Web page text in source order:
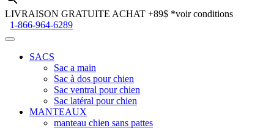
LIVRAISON GRATUITE ACHAT +89$ *voir conditions
1-866-964-6289
SACS
Sac a main
Sac à dos pour chien
Sac ventral pour chien
Sac latéral pour chien
MANTEAUX
manteau chien sans pattes